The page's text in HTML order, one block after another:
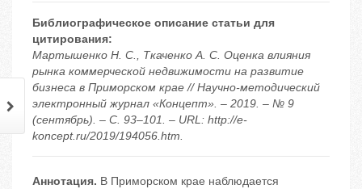
Библиографическое описание статьи для
цитирования:
Мартышенко Н. С., Ткаченко А. С. Оценка влияния
рынка коммерческой недвижимости на развитие
бизнеса в Приморском крае // Научно-методический
электронный журнал «Концепт». – 2019. – № 9
(сентябрь). – С. 93–101. – URL: http://e-
koncept.ru/2019/194056.htm.
Аннотация. В Приморском крае наблюдается